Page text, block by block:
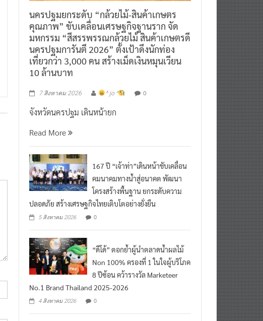
นครปฐมยกระดับ “กล้วยไม้-สินค้าเกษตร
คุณภาพ” ขับเคลื่อนเศรษฐกิจฐานราก จัด
มหกรรม “สีสรรพรรณกล้วยไม้ สินค้าเกษตรดี
นครปฐมการันตี 2026” ตั้งเป้าดึงนักท่อง
เที่ยวกว่า 3,000 คน สร้างเม็ดเงินหมุนเวียน
10 ล้านบาท
7 สิงหาคม 2026 ^ jo ^ 0
จังหวัดนครปฐม เดินหน้ายก
Read More
167 ปี “เจ้าท่า”เดินหน้าขับเคลื่อน
คมนาคมทางน้ำสู่อนาคต พัฒนา
โครงสร้างพื้นฐาน ยกระดับความ
ปลอดภัย สร้างเศรษฐกิจไทยเติบโตอย่างยั่งยืน
5 สิงหาคม 2026 0
“ดีโด้” ตอกย้ำผู้นำตลาดน้ำผลไม้
Non 100% ครองที่ 1 ในใจผู้บริโภค
8 ปีซ้อน คว้ารางวัล Marketeer
No.1 Brand Thailand 2025-2026
4 สิงหาคม 2026 0